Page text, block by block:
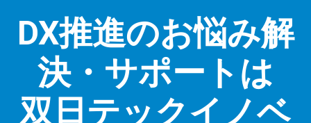
DX推進のお悩み解
決・サポートは
双日テックイノベ